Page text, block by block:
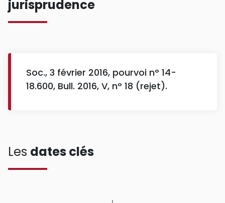
jurisprudence
Soc., 3 février 2016, pourvoi n° 14-
18.600, Bull. 2016, V, n° 18 (rejet).
Les dates clés